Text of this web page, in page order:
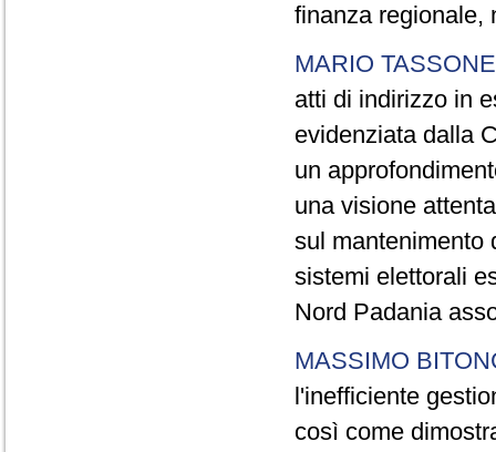
finanza regionale,
MARIO TASSONE
atti di indirizzo in
evidenziata dalla
un
una visione
sul mantenimento
sistemi elettorali
Nord Padania
MASSIMO
l'inefficiente
così come